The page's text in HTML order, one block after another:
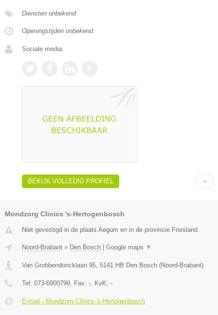
Diensten onbekend
Openingstijden onbekend
Sociale media:
BEKIJK VOLLEDIG PROFIEL
Mondzorg Clinics 's-Hertogenbosch
Niet gevestigd in de plaats Aegum en in de provincie Friesland.
Noord-Brabant » Den Bosch Google maps ▼
Van Grobbendoncklaan 95, 5141 HB Den Bosch (Noord-Brabant)
Tel: 073-6900799, Fax: -, KvK: -
E-mail › Mondzorg Clinics 's-Hertogenbosch